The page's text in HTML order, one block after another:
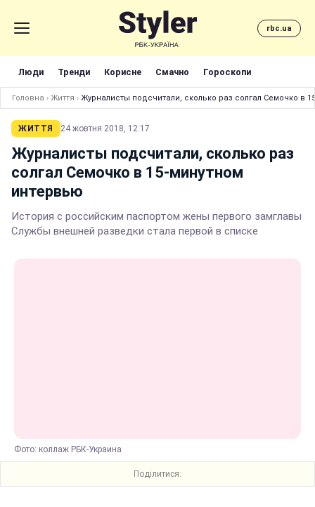
rbc.ua
Люди Тренди Корисне Смачно Гороскопи
Головна › Життя › Журналисты подсчитали, сколько раз солгал Семочко в
ЖИТТЯ 24 жовтня 2018, 12:17
Журналисты подсчитали, сколько раз
солгал Семочко в 15-минутном
интервью
История с российским паспортом жены первого замглавы
Службы внешней разведки стала первой в списке
Фото: коллаж РБК-Украина
Поділитися: